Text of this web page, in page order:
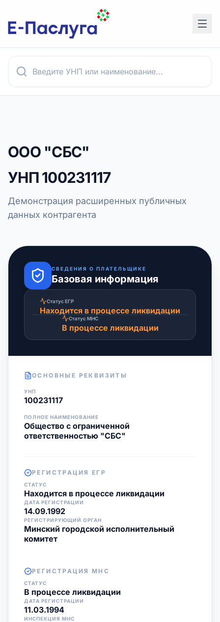
ООО "СБС"
УНП100231117
Демонстрация расширенных публичных
данных контрагента
СВЕДЕНИЯ О ПЛАТЕЛЬЩИКЕ
Базовая информация
Статус ЕГР
Находится в процессе ликвидации
Статус МНС
В процессе ликвидации
ОСНОВНЫЕ РЕКВИЗИТЫ
УНП
100231117
ПОЛНОЕ НАИМЕНОВАНИЕ
Общество с ограниченной
ответственностью "СБС"
РЕГИСТРАЦИЯ ЕГР
СТАТУС
Находится в процессе ликвидации
ДАТА РЕГИСТРАЦИИ
14.09.1992
РЕГИСТРИРУЮЩИЙ ОРГАН
Минский городской исполнительный
комитет
РЕГИСТРАЦИЯ МНС
СТАТУС
В процессе ликвидации
ДАТА РЕГИСТРАЦИИ
11.03.1994
ИНСПЕКЦИЯ МНС